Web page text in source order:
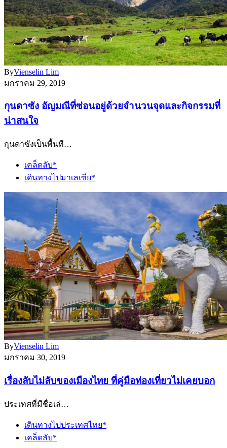
ByVienselin Lim
มกราคม 29, 2019
กุนดาซัง อัญมณีที่ซ่อนอยู่ด้วยจำนวนจุดและกิจกรรมที่
น่าสนใจ
กุนดาซังเป็นพื้นที…
เคล็ดลับ*
เดินทางไปมาเลเซีย*
ByVienselin Lim
มกราคม 30, 2019
เรื่องลับไม่ลับของเมืองไทย ที่คู่มือท่องเที่ยวไม่เคยบอก
ประเทศที่มีชื่อเล่…
เดินทางไปประเทศไทย*
เคล็ดลับ*